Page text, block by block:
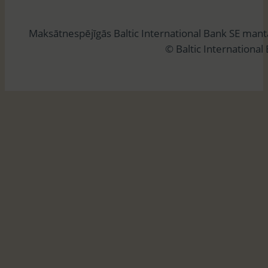
ē
Maksātnespējīgās Baltic International Bank SE
© Baltic International